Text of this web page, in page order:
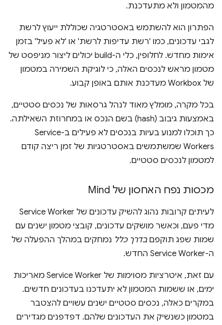
מהמטמון ולא מתעדכנת.
הפתרון הוא להשתמש באסטרטגיה שכוללת ייעוץ לרשת
לגבי עדכונים, כמו 'רשת עדיפות לרשת' או 'לא פעיל' בזמן
אימות מחדש. לחלופין, כלי ה-build יכולים ליצור מניפסט של
מטמון מראש לנכסים האלה, כי לוגיקת השמירה במטמון
של Workbox מעדכנת אותם באופן קבוע.
בכל מקרה, מומלץ מאוד לנהל גרסאות של נכסים סטטיים,
באמצעות גיבוב (hash) בשם הנכס או במחרוזת השאילתה.
כך תוכלו למנוע בעיות בנכסים לא פעילים ב-Service
Workers שמשתמשים באסטרטגיות של זמן ריצה קודם
למטמון לנכסים סטטיים.
מכסות נפח האחסון של Mind
לעיתים קרובות נהוג להשיק עדכונים של Service Worker
מדי פעם, וכאשר מושקים עדכונים, קובצי מטמון ישנים עם
שמות שפג תוקפם בדרך כלל נמחקים במהלך ההפעלה של
ה-Service Worker החדש.
עם זאת, איטרציות מסוימות של Service Worker מאריכות
ימים, או ששמות המטמון לא יתעדכנו בעדכונים חדשים.
במקרים כאלה, נכסים סטטיים ישנים עשויים להצטבר
במטמון כשנשיק את העדכונים שלהם. דפדפנים מגדירים